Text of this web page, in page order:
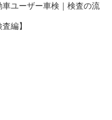
車ユーザー車検｜検査の流
編】